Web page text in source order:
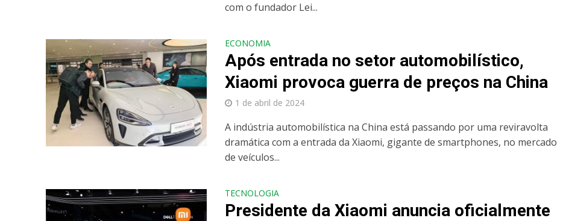
com o fundador Lei...
ECONOMIA
Após entrada no setor automobilístico,
Xiaomi provoca guerra de preços na China
1 de abril de 2024
A indústria automobilística na China está passando por uma reviravolta
dramática com a entrada da Xiaomi, gigante de smartphones, no mercado
de veículos...
TECNOLOGIA
Presidente da Xiaomi anuncia oficialmente